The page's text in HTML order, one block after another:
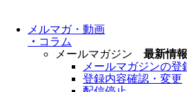
メルマガ・動画
・ コラム
メールマガジン 最新情
メールマガジンの登
登録内容確認・変更